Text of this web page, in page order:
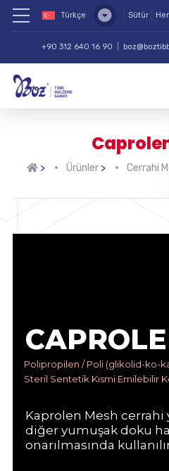
Türkçe Sütür
+90 312 640 16 90
> Ürünler> Cerrahi
CAPROLE
Polipropilen / Poli (glikolid-ko-
Steril Sentetik Kısmi Emilebilir
Kaprolen Mesh cerrahi
diğer yumuşak doku
onarılmasında